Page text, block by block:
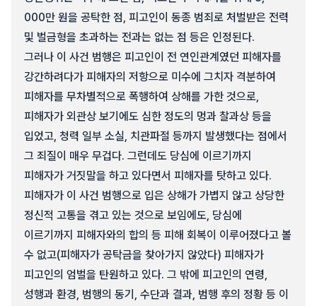
000만 원을 공탁한 점, 피고인이 동종 범죄로 처벌받은 전력
및 벌금형을 초과하는 전과는 없는 점 등은 인정된다.
그러나 이 사건 범행은 피고인이 전 연인관계였던 피해자를
강간하려다가 피해자의 저항으로 미수에 그치자 격분하여
피해자를 무차별적으로 폭행하여 상해를 가한 것으로,
피해자가 외관상 보기에도 심한 정도의 멍과 찰과상 등을
입었고, 청력 일부 소실, 치관파절 등까지 발생했다는 점에서
그 죄질이 매우 무겁다. 그런데도 당심에 이르기까지
피해자가 거짓말을 하고 있다면서 피해자를 탓하고 있다.
피해자가 이 사건 범행으로 입은 상해가 가볍지 않고 상당한
정신적 고통을 겪고 있는 것으로 보임에도, 당심에
이르기까지 피해자와의 합의 등 피해 회복이 이루어졌다고 볼
수 없고(피해자가 공탁금을 찾아가지 않았다) 피해자가
피고인의 엄벌을 탄원하고 있다. 그 밖에 피고인의 연령,
성행과 환경, 범행의 동기, 수단과 결과, 범행 후의 정황 등 이